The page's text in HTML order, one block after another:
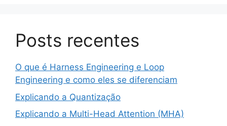
Posts recentes
O que é Harness Engineering e Loop
Engineering e como eles se diferenciam
Explicando a Quantização
Explicando a Multi-Head Attention (MHA)